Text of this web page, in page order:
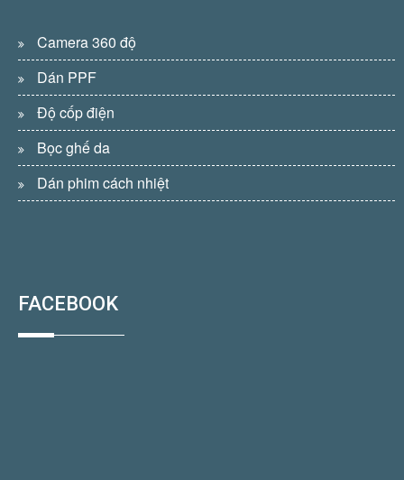
Camera 360 độ
Dán PPF
Độ cốp điện
Bọc ghế da
Dán phim cách nhiệt
FACEBOOK